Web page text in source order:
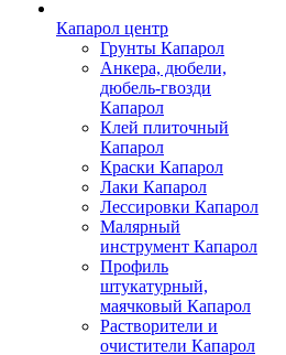
Капарол центр
Грунты Капарол
Анкера, дюбели,
дюбель-гвозди
Капарол
Клей плиточный
Капарол
Краски Капарол
Лаки Капарол
Лессировки Капарол
Малярный
инструмент Капарол
Профиль
штукатурный,
маячковый Капарол
Растворители и
очистители Капарол